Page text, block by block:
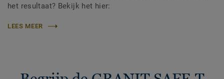
het resultaat? Bekijk het hier:
LEES MEER